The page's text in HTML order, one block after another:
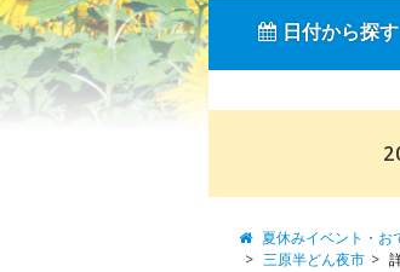
日付から探す
夏休みイベント・お
三原半どん夜市